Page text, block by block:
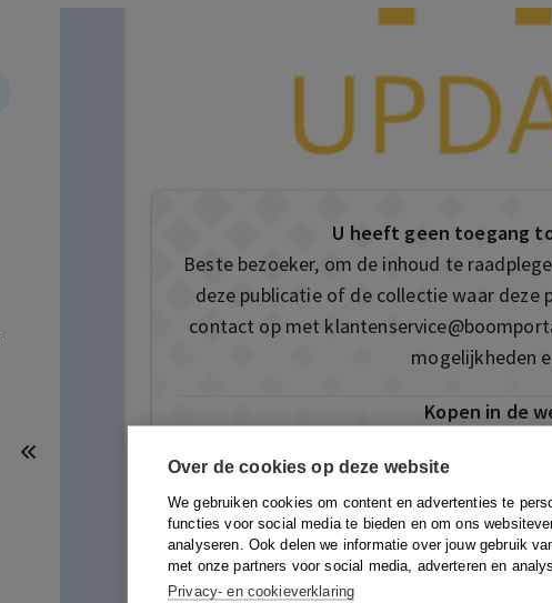
Over de cookies op deze website
We gebruiken cookies om content en advertenties te
functies voor social media te bieden en om ons
analyseren. Ook delen we informatie over jouw gebruik
met onze partners voor social media, adverteren en
Privacy- en cookieverklaring
U heeft geen toegang
Beste bezoeker, om de inhoud te
deze publicatie of de collectie waar deze
contact op met
mogelijkheden
Kopen in de
Deze publicatie is ook te vinden in onze
ook de mogelijkheid om direct
Naar de